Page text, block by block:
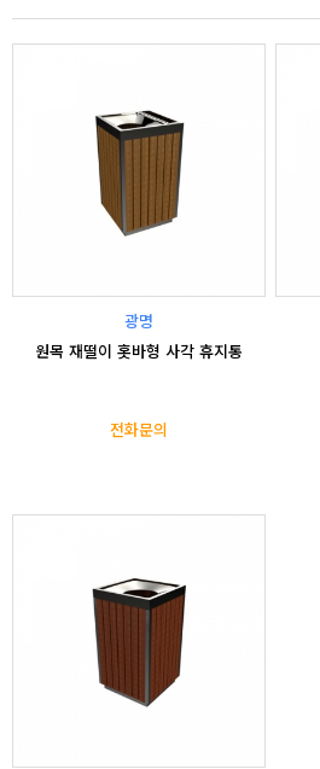
광명
원목 재떨이 홋바형 사각 휴지통
전화문의